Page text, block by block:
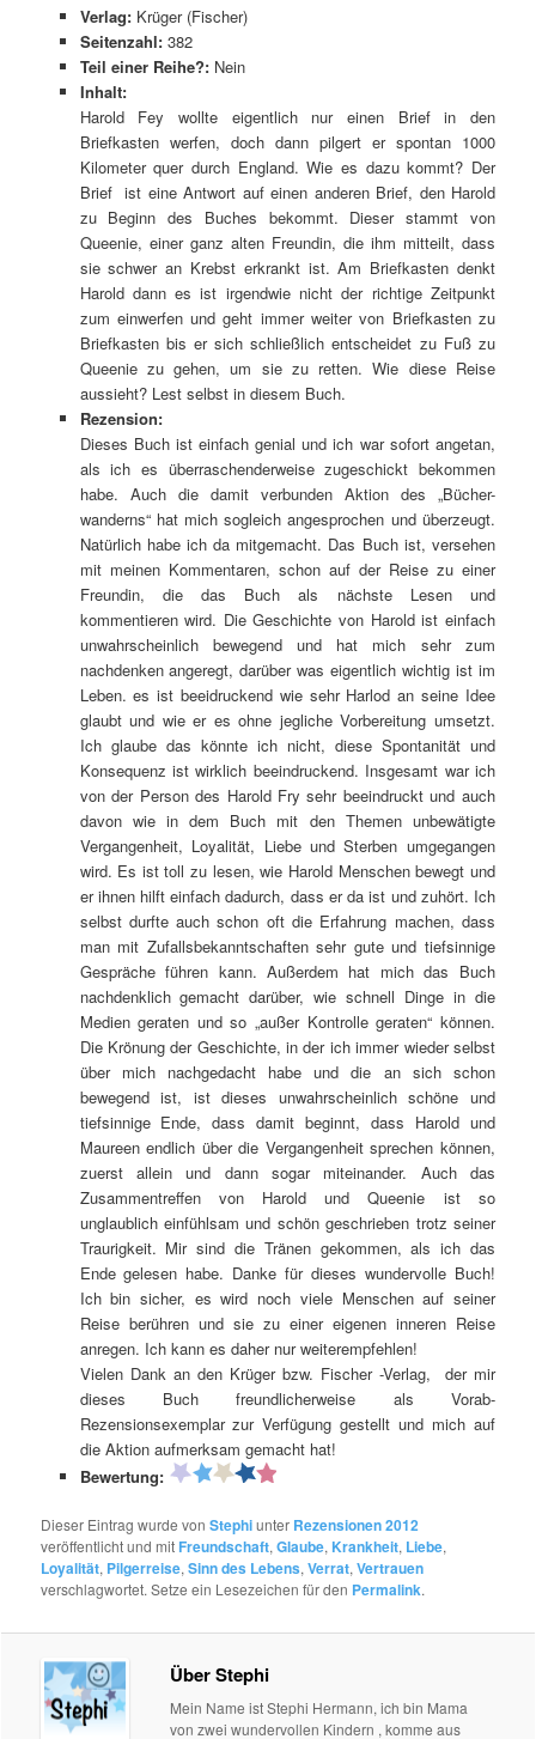
Verlag: Krüger (Fischer)
Seitenzahl: 382
Teil einer Reihe?: Nein
Inhalt:
Harold Fey wollte eigentlich nur einen Brief in den
Briefkasten werfen, doch dann pilgert er spontan 1000
Kilometer quer durch England. Wie es dazu kommt? Der
Brief ist eine Antwort auf einen anderen Brief, den Harold
zu Beginn des Buches bekommt. Dieser stammt von
Queenie, einer ganz alten Freundin, die ihm mitteilt, dass
sie schwer an Krebst erkrankt ist. Am Briefkasten denkt
Harold dann es ist irgendwie nicht der richtige Zeitpunkt
zum einwerfen und geht immer weiter von Briefkasten zu
Briefkasten bis er sich schließlich entscheidet zu Fuß zu
Queenie zu gehen, um sie zu retten. Wie diese Reise
aussieht? Lest selbst in diesem Buch.
Rezension:
Dieses Buch ist einfach genial und ich war sofort angetan,
als ich es überraschenderweise zugeschickt bekommen
habe. Auch die damit verbunden Aktion des „Bücher-
wanderns“ hat mich sogleich angesprochen und überzeugt.
Natürlich habe ich da mitgemacht. Das Buch ist, versehen
mit meinen Kommentaren, schon auf der Reise zu einer
Freundin, die das Buch als nächste Lesen und
kommentieren wird. Die Geschichte von Harold ist einfach
unwahrscheinlich bewegend und hat mich sehr zum
nachdenken angeregt, darüber was eigentlich wichtig ist im
Leben. es ist beeidruckend wie sehr Harlod an seine Idee
glaubt und wie er es ohne jegliche Vorbereitung umsetzt.
Ich glaube das könnte ich nicht, diese Spontanität und
Konsequenz ist wirklich beeindruckend. Insgesamt war ich
von der Person des Harold Fry sehr beeindruckt und auch
davon wie in dem Buch mit den Themen unbewätigte
Vergangenheit, Loyalität, Liebe und Sterben umgegangen
wird. Es ist toll zu lesen, wie Harold Menschen bewegt und
er ihnen hilft einfach dadurch, dass er da ist und zuhört. Ich
selbst durfte auch schon oft die Erfahrung machen, dass
man mit Zufallsbekanntschaften sehr gute und tiefsinnige
Gespräche führen kann. Außerdem hat mich das Buch
nachdenklich gemacht darüber, wie schnell Dinge in die
Medien geraten und so „außer Kontrolle geraten“ können.
Die Krönung der Geschichte, in der ich immer wieder selbst
über mich nachgedacht habe und die an sich schon
bewegend ist, ist dieses unwahrscheinlich schöne und
tiefsinnige Ende, dass damit beginnt, dass Harold und
Maureen endlich über die Vergangenheit sprechen können,
zuerst allein und dann sogar miteinander. Auch das
Zusammentreffen von Harold und Queenie ist so
unglaublich einfühlsam und schön geschrieben trotz seiner
Traurigkeit. Mir sind die Tränen gekommen, als ich das
Ende gelesen habe. Danke für dieses wundervolle Buch!
Ich bin sicher, es wird noch viele Menschen auf seiner
Reise berühren und sie zu einer eigenen inneren Reise
anregen. Ich kann es daher nur weiterempfehlen!
Vielen Dank an den Krüger bzw. Fischer -Verlag, der mir
dieses Buch freundlicherweise als Vorab-
Rezensionsexemplar zur Verfügung gestellt und mich auf
die Aktion aufmerksam gemacht hat!
Bewertung:
Dieser Eintrag wurde vonStephiunter Rezensionen 2012
veröffentlicht und mit Freundschaft,Glaube, Krankheit, Liebe,
Loyalität, Pilgerreise,Sinn des Lebens,Verrat,Vertrauen
verschlagwortet. Setze ein Lesezeichen für den Permalink.
Über Stephi
Mein Name ist Stephi Hermann, ich bin Mama
von zwei wundervollen Kindern , komme aus